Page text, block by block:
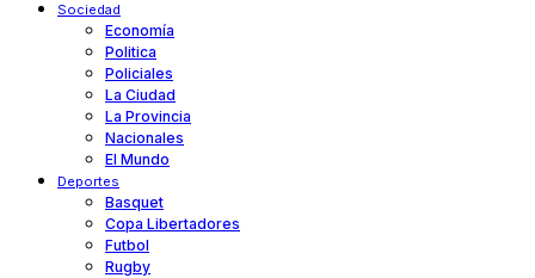
Sociedad
Economía
Politica
Policiales
La Ciudad
La Provincia
Nacionales
El Mundo
Deportes
Basquet
Copa Libertadores
Futbol
Rugby